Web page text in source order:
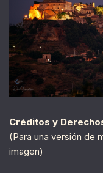
Créditos y
(Para una versión de
imagen)